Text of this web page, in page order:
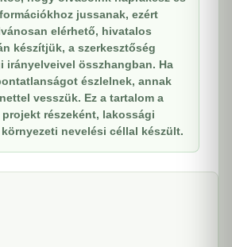
jussanak, ezért
elérhető, hivatalos
készítjük, a szerkesztőség
irányelveivel összhangban. Ha
észlelnek, annak
vesszük. Ez a tartalom a
projekt részeként, lakossági
nevelési céllal készült.